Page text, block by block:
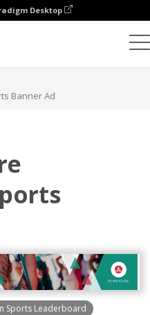
Desktop
Banner Ad
Sports Leaderboard